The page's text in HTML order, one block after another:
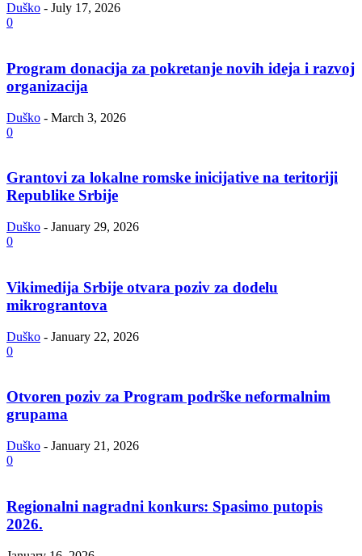
Duško - July 17, 2026
0
Program donacija za pokretanje novih ideja i razvoj
organizacija
Duško - March 3, 2026
0
Grantovi za lokalne romske inicijative na teritoriji
Republike Srbije
Duško - January 29, 2026
0
Vikimedija Srbije otvara poziv za dodelu
mikrograntova
Duško - January 22, 2026
0
Otvoren poziv za Program podrške neformalnim
grupama
Duško - January 21, 2026
0
Regionalni nagradni konkurs: Spasimo putopis
2026.